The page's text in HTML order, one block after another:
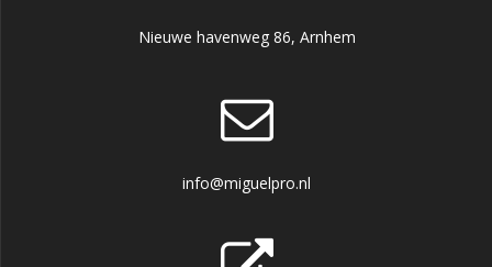
Nieuwe havenweg 86, Arnhem
info@miguelpro.nl